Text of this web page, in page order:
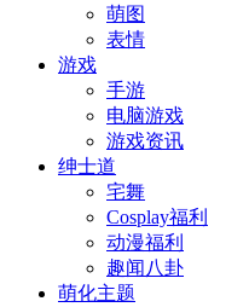
萌图
表情
游戏
手游
电脑游戏
游戏资讯
绅士道
宅舞
Cosplay福利
动漫福利
趣闻八卦
萌化主题